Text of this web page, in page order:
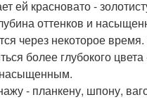
ей красновато -
оттенков и
через некоторое время.
более глубокого
насыщенным.
- планкену, шпону,